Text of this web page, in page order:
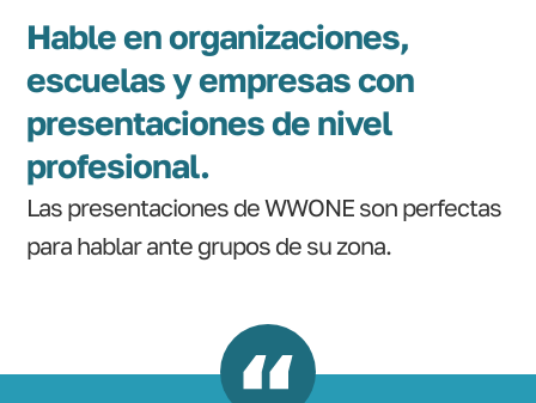
Hable en organizaciones,
escuelas y empresas con
presentaciones de nivel
profesional.
Las presentaciones de WWONE son perfectas
para hablar ante grupos de su zona.